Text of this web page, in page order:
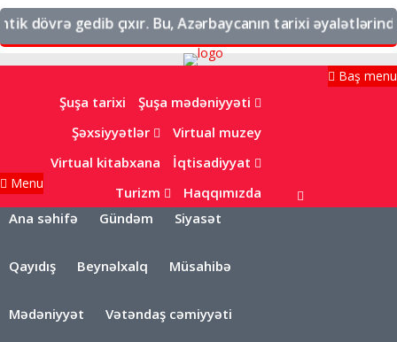
gedib çıxır. Bu, Azərbaycanın tarixi
Baş menu
Şuşa tarixi
Şuşa mədəniyyəti
Şəxsiyyətlər
Virtual muzey
Virtual kitabxana
İqtisadiyyat
Turizm
Haqqımızda
Menu
Ana səhifə Gündəm Siyasət
Qayıdış Beynəlxalq Müsahibə
Mədəniyyət Vətəndaş cəmiyyəti